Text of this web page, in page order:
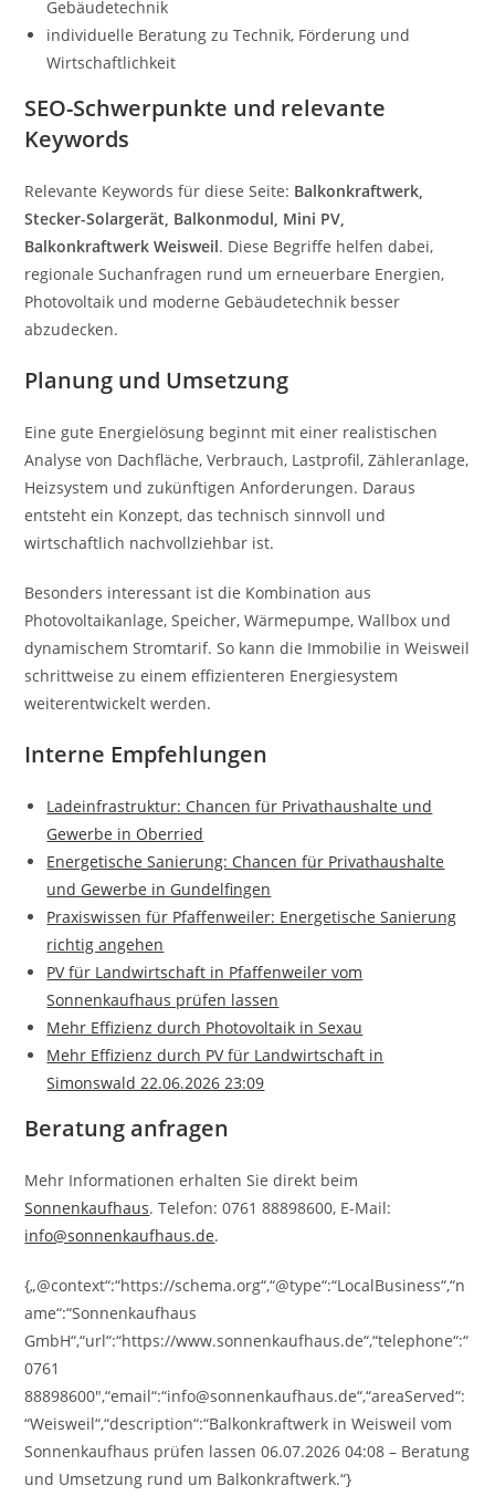
Gebäudetechnik
individuelle Beratung zu Technik, Förderung und
Wirtschaftlichkeit
SEO-Schwerpunkte und relevante
Keywords
Relevante Keywords für diese Seite: Balkonkraftwerk,
Stecker-Solargerät, Balkonmodul, Mini PV,
Balkonkraftwerk Weisweil. Diese Begriffe helfen dabei,
regionale Suchanfragen rund um erneuerbare Energien,
Photovoltaik und moderne Gebäudetechnik besser
abzudecken.
Planung und Umsetzung
Eine gute Energielösung beginnt mit einer realistischen
Analyse von Dachfläche, Verbrauch, Lastprofil, Zähleranlage,
Heizsystem und zukünftigen Anforderungen. Daraus
entsteht ein Konzept, das technisch sinnvoll und
wirtschaftlich nachvollziehbar ist.
Besonders interessant ist die Kombination aus
Photovoltaikanlage, Speicher, Wärmepumpe, Wallbox und
dynamischem Stromtarif. So kann die Immobilie in Weisweil
schrittweise zu einem effizienteren Energiesystem
weiterentwickelt werden.
Interne Empfehlungen
Ladeinfrastruktur: Chancen für Privathaushalte und
Gewerbe in Oberried
Energetische Sanierung: Chancen für Privathaushalte
und Gewerbe in Gundelfingen
Praxiswissen für Pfaffenweiler: Energetische Sanierung
richtig angehen
PV für Landwirtschaft in Pfaffenweiler vom
Sonnenkaufhaus prüfen lassen
Mehr Effizienz durch Photovoltaik in Sexau
Mehr Effizienz durch PV für Landwirtschaft in
Simonswald 22.06.2026 23:09
Beratung anfragen
Mehr Informationen erhalten Sie direkt beim
Sonnenkaufhaus. Telefon: 0761 88898600, E-Mail:
info@sonnenkaufhaus.de.
{„@context“:“https://schema.org“,“@type“:“LocalBusiness“,“n
ame“:“Sonnenkaufhaus
GmbH“,“url“:“https://www.sonnenkaufhaus.de“,“telephone“:“
0761
88898600″,“email“:“info@sonnenkaufhaus.de“,“areaServed“:
“Weisweil“,“description“:“Balkonkraftwerk in Weisweil vom
Sonnenkaufhaus prüfen lassen 06.07.2026 04:08 – Beratung
und Umsetzung rund um Balkonkraftwerk.“}